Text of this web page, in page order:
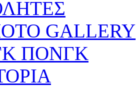
GALLERY
ΠΟΝΓΚ